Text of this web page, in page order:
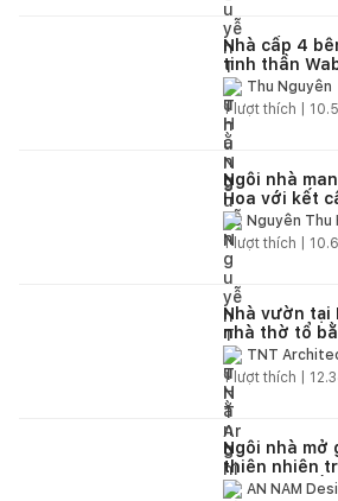
Nhà cấp 4
tinh thần
giữa thiên
Thu Nguyễn
1lượt thích |
Ngôi nhà
Hoa với kết
Nguyễn Thu
1lượt thích |
Nhà vườn tại
nhà thờ tổ
lại không
TNT
1lượt thích |
Ngôi nhà mở
thiên nhiên
của cuộc
AN NAM